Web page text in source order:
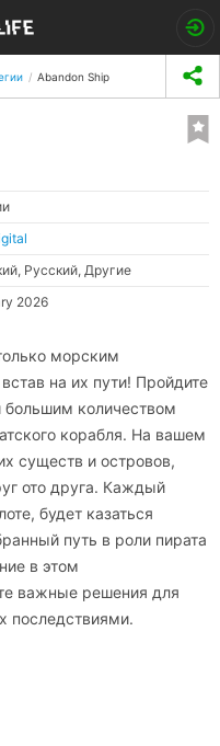
Abandon Ship
Русский, Другие
2026
морским
на их пути! Пройдите
количеством
корабля. На вашем
существ и островов,
ото друга. Каждый
будет казаться
путь в роли пирата
в этом
важные решения для
последствиями.